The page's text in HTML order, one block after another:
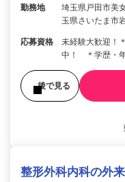
勤務地
埼玉県戸田市美
玉県さいたま市
応募資格
未経験大歓迎！
中！ ＊学歴・年
後で見る
整形外科内科の外